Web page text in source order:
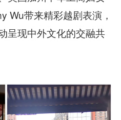
Wu带来精彩越剧表演，
呈现中外文化的交融共